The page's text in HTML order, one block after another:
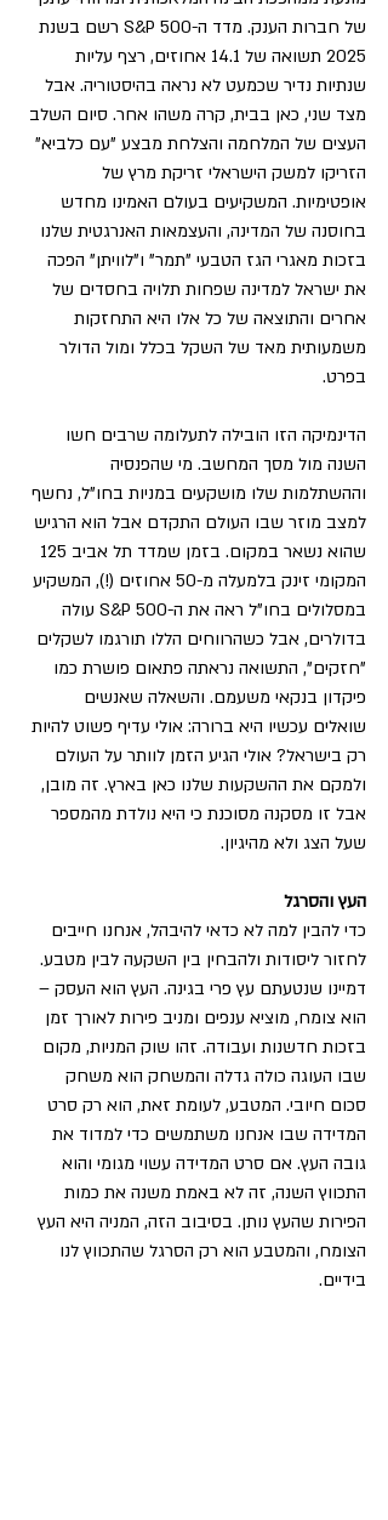
של חברות הענק. מדד ה-S&P 500 רשם בשנת
2025 תשואה של 14.1 אחוזים, רצף עליות
שנתיות נדיר שכמעט לא נראה בהיסטוריה. אבל
מצד שני, כאן בבית, קרה משהו אחר. סיום השלב
העצים של המלחמה והצלחת מבצע "עם כלביא"
הזריקו למשק הישראלי זריקת מרץ של
אופטימיות. המשקיעים בעולם האמינו מחדש
בחוסנה של המדינה, והעצמאות האנרגטית שלנו
בזכות מאגרי הגז הטבעי "תמר" ו"לוויתן" הפכה
את ישראל למדינה שפחות תלויה בחסדים של
אחרים והתוצאה של כל אלו היא התחזקות
משמעותית מאד של השקל בכלל ומול הדולר
בפרט.
הדינמיקה הזו הובילה לתעלומה שרבים חשו
השנה מול מסך המחשב. מי שהפנסיה
וההשתלמות שלו מושקעים במניות בחו"ל, נחשף
למצב מוזר שבו העולם התקדם אבל הוא הרגיש
המקומי זינק בלמעלה מ-50 אחוזים (!), המשקיע
במסלולים בחו"ל ראה את ה-S&P 500 עולה
בדולרים, אבל כשהרווחים הללו תורגמו לשקלים
"חזקים", התשואה נראתה פתאום פושרת כמו
פיקדון בנקאי משעמם. והשאלה שאנשים
שואלים עכשיו היא ברורה: אולי עדיף פשוט להיות
רק בישראל? אולי הגיע הזמן לוותר על העולם
ולמקם את ההשקעות שלנו כאן בארץ. זה מובן,
אבל זו מסקנה מסוכנת כי היא נולדת מהמספר
שעל הצג ולא מהיגיון.
העץ והסרגל
כדי להבין למה לא כדאי להיבהל, אנחנו חייבים
לחזור ליסודות ולהבחין בין השקעה לבין מטבע.
דמיינו שנטעתם עץ פרי בגינה. העץ הוא העסק –
הוא צומח, מוציא ענפים ומניב פירות לאורך זמן
בזכות חדשנות ועבודה. זהו שוק המניות, מקום
שבו העוגה כולה גדלה והמשחק הוא משחק
סכום חיובי. המטבע, לעומת זאת, הוא רק סרט
המדידה שבו אנחנו משתמשים כדי למדוד את
גובה העץ. אם סרט המדידה עשוי מגומי והוא
התכווץ השנה, זה לא באמת משנה את כמות
הפירות שהעץ נותן. בסיבוב הזה, המניה היא העץ
הצומח, והמטבע הוא רק הסרגל שהתכווץ לנו
בידיים.